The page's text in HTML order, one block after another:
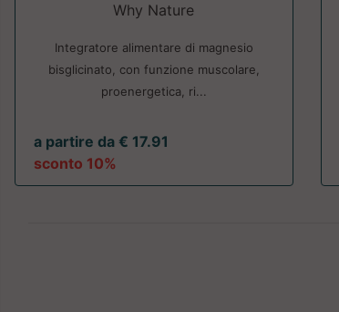
Why Nature
Integratore alimentare di magnesio
bisglicinato, con funzione muscolare,
proenergetica, ri...
a partire da € 17.91
sconto 10%